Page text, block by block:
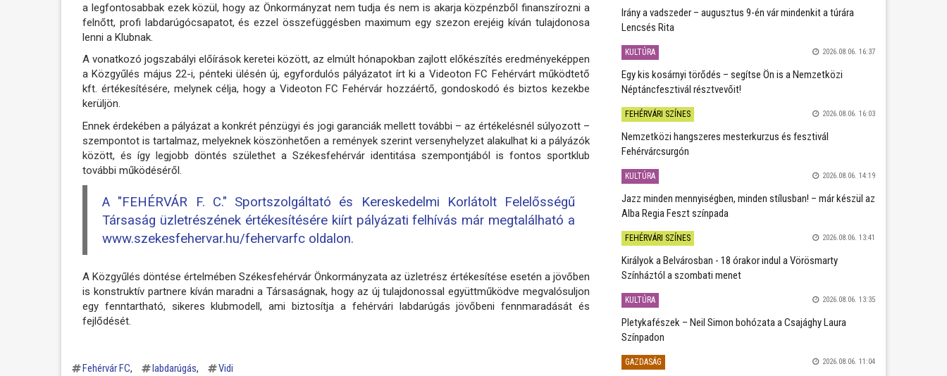
a legfontosabbak ezek közül, hogy az Önkormányzat nem tudja és nem is akarja közpénzből finanszírozni a
felnőtt, profi labdarúgócsapatot, és ezzel összefüggésben maximum egy szezon erejéig kíván tulajdonosa
lenni a Klubnak.
A vonatkozó jogszabályi előírások keretei között, az elmúlt hónapokban zajlott előkészítés eredményeképpen
a Közgyűlés május 22-i, pénteki ülésén új, egyfordulós pályázatot írt ki a Videoton FC Fehérvárt működtető
kft. értékesítésére, melynek célja, hogy a Videoton FC Fehérvár hozzáértő, gondoskodó és biztos kezekbe
kerüljön.
Ennek érdekében a pályázat a konkrét pénzügyi és jogi garanciák mellett további – az értékelésnél súlyozott –
szempontot is tartalmaz, melyeknek köszönhetően a remények szerint versenyhelyzet alakulhat ki a pályázók
között, és így legjobb döntés születhet a Székesfehérvár identitása szempontjából is fontos sportklub
további működéséről.
A "FEHÉRVÁR F. C." Sportszolgáltató és Kereskedelmi Korlátolt Felelősségű
Társaság üzletrészének értékesítésére kiírt pályázati felhívás már megtalálható a
www.szekesfehervar.hu/fehervarfc oldalon.
A Közgyűlés döntése értelmében Székesfehérvár Önkormányzata az üzletrész értékesítése esetén a jövőben
is konstruktív partnere kíván maradni a Társaságnak, hogy az új tulajdonossal együttműködve megvalósuljon
egy fenntartható, sikeres klubmodell, ami biztosítja a fehérvári labdarúgás jövőbeni fennmaradását és
fejlődését.
Fehérvár FC labdarúgás Vidi
Irány a vadszeder – augusztus 9-én vár mindenkit a túrára
Lencsés Rita
KULTÚRA 2026.08.06. 16:37
Egy kis kosárnyi törődés – segítse Ön is a Nemzetközi
Néptáncfesztivál résztvevőit!
FEHÉRVÁRI SZÍNES 2026.08.06. 16:03
Nemzetközi hangszeres mesterkurzus és fesztivál
Fehérvárcsurgón
KULTÚRA 2026.08.06. 14:19
Jazz minden mennyiségben, minden stílusban! – már készül az
Alba Regia Feszt színpada
FEHÉRVÁRI SZÍNES 2026.08.06. 13:41
Királyok a Belvárosban - 18 órakor indul a Vörösmarty
Színháztól a szombati menet
KULTÚRA 2026.08.06. 13:35
Pletykafészek – Neil Simon bohózata a Csajághy Laura
Színpadon
GAZDASÁG 2026.08.06. 11:04